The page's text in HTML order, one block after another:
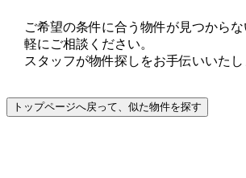
ご希望の条件に合う物件が見つから
軽にご相談ください。
スタッフが物件探しをお手伝いいたし